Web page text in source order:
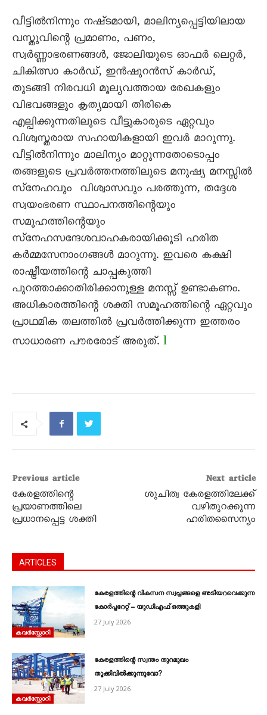
വീട്ടിൽനിന്നും നഷ്‌ടമായി, മാലിന്യപ്പെട്ടിയിലായ
വസ്തുവിന്റെ പ്രമാണം, പണം,
സ്വർണ്ണാഭരണങ്ങൾ, ജോലിയുടെ ഓഫർ ലെറ്റർ,
ചികിത്സാ കാർഡ്, ഇൻഷുറൻസ് കാർഡ്,
തുടങ്ങി നിരവധി മൂല്യവത്തായ രേഖകളും
വിഭവങ്ങളും കൃത്യമായി തിരികെ
എല്പിക്കുന്നതിലൂടെ വീട്ടുകാരുടെ ഏറ്റവും
വിശ്വസ്തരായ സഹായികളായി ഇവർ മാറുന്നു.
വീട്ടിൽനിന്നും മാലിന്യം മാറ്റുന്നതോടൊപ്പം
തങ്ങളുടെ പ്രവർത്തനത്തിലുടെ മനുഷ്യ മനസ്സിൽ
സ്‌നേഹവും വിശ്വാസവും പരത്തുന്ന, തദ്ദേശ
സ്വയംഭരണ സ്ഥാപനത്തിന്റെയും
സമൂഹത്തിന്റെയും
സ്‌നേഹസന്ദേശവാഹകരായിക്കൂടി ഹരിത
കർമ്മസേനാംഗങ്ങൾ മാറുന്നു. ഇവരെ കക്ഷി
രാഷ്ട്രീയത്തിന്റെ ചാപ്പകുത്തി
പുറത്താക്കാതിരിക്കാനുള്ള മനസ്സ് ഉണ്ടാകണം.
അധികാരത്തിന്റെ ശക്തി സമൂഹത്തിന്റെ ഏറ്റവും
പ്രാഥമിക തലത്തിൽ പ്രവർത്തിക്കുന്ന ഇത്തരം
സാധാരണ പൗരരോട് അരുത്. l
Previous article
കേരളത്തിന്റെ
പ്രയാണത്തിലെ
പ്രധാനപ്പെട്ട ശക്തി
Next article
ശുചിത്വ കേരളത്തിലേക്ക്
വഴിതുറക്കുന്ന
ഹരിതസൈന്യം
ARTICLES
കവര്‍സ്റ്റോറി
കേരളത്തിന്റെ വികസന സ്വപ്നങ്ങളെ അടിയറവെക്കുന്ന
കോർപ്പറേറ്റ് – യുഡിഎഫ് ഒത്തുകളി
27 July 2026
കവര്‍സ്റ്റോറി
കേരളത്തിന്റെ സ്വന്തം തുറമുഖം
തൂക്കിവിൽക്കുന്നുവോ?
27 July 2026